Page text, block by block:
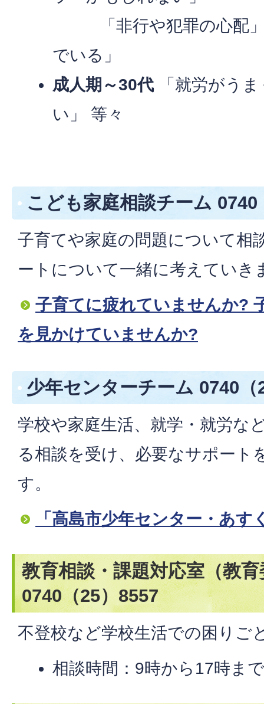
「非行や犯罪の心配」
でいる」
成人期～30代「就労がうま
い」 等々
こども家庭相談チーム 0740
子育てや家庭の問題について相
ートについて一緒に考えていき
子育てに疲れていませんか?
を見かけていませんか?
少年センターチーム 0740（
学校や家庭生活、就学・就労な
る相談を受け、必要なサポート
す。
「高島市少年センター・あす
教育相談・課題対応室（教
0740（25）8557
不登校など学校生活での困りご
相談時間：9時から17時ま